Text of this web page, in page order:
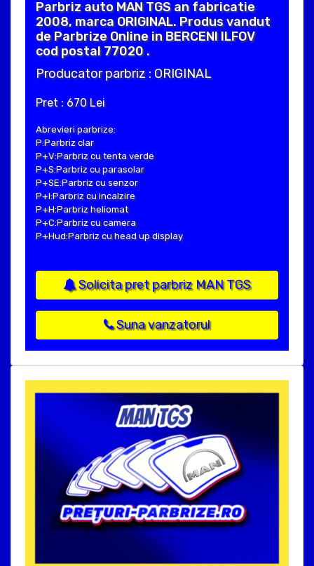
Parbriz auto MAN TGS an fabricatie
2008, marca ORIGINAL. Produs vandut
de Parbrize Online in BERCENI ILFOV
cod postal 77020 .
Producator parbriz : ORIGINAL
Pret : 670 Lei
Abrevieri parbrize:
P:Parbriz clar
P+V:Parbriz cu tenta verde
P+S:Parbriz cu parasolar
P+SE:Parbriz cu senzor
P+I:Parbriz cu incalzire
P+H:Parbriz heliomat
P+C:Parbriz cu camera
P+Hud:Parbriz cu head up display
Solicita pret parbriz MAN TGS
Suna vanzatorul